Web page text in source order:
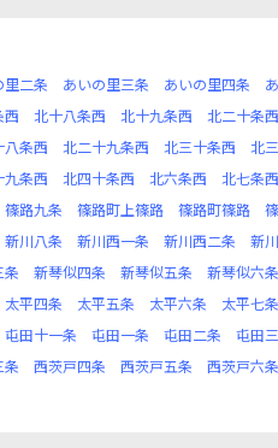
里二条 あいの里三条 あいの里四条
西 北十八条西 北十九条西 北二十条西
八条西 北二十九条西 北三十条西 北
九条西 北四十条西 北六条西 北七条西
篠路九条 篠路町上篠路 篠路町篠路
新川八条 新川西一条 新川西二条 新
条 新琴似四条 新琴似五条 新琴似六条
太平四条 太平五条 太平六条 太平七条
屯田十一条 屯田一条 屯田二条 屯田
条 西茨戸四条 西茨戸五条 西茨戸六条